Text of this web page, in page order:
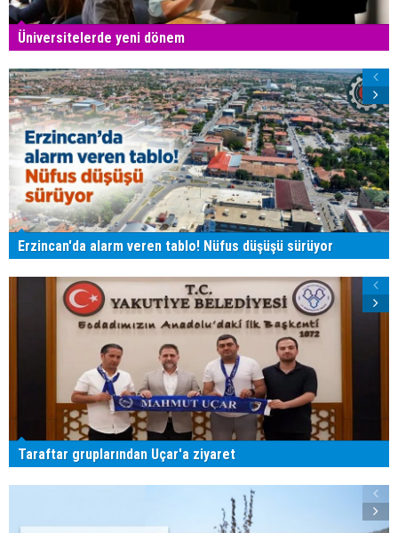
Üniversitelerde yeni dönem
Erzincan'da alarm veren tablo! Nüfus düşüşü sürüyor
Taraftar gruplarından Uçar'a ziyaret